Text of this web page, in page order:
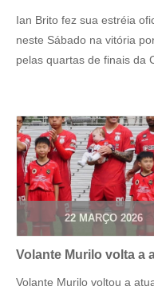
Ian Brito fez sua estréia
neste Sábado na vitória
pelas quartas de finais da
22 MARÇO 2026
Volante Murilo volta a
Volante Murilo voltou a